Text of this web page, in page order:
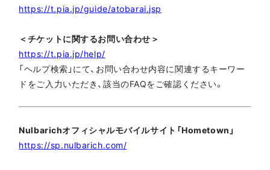
https://t.pia.jp/guide/atobarai.jsp
＜チケットに関するお問い合わせ＞
https://t.pia.jp/help/
「ヘルプ検索」にて、お問い合わせ内容に関連するキーワー
ドをご入力いただき、該当のFAQをご確認ください。
Nulbarichオフィシャルモバイルサイト「Hometown」
https://sp.nulbarich.com/